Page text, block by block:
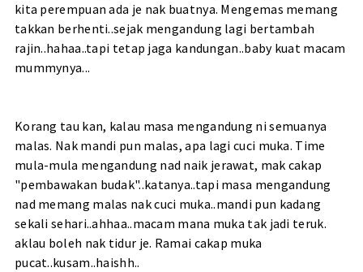
kita perempuan ada je nak buatnya. Mengemas memang
takkan berhenti..sejak mengandung lagi bertambah
rajin..hahaa..tapi tetap jaga kandungan..baby kuat macam
mummynya...
Korang tau kan, kalau masa mengandung ni semuanya
malas. Nak mandi pun malas, apa lagi cuci muka. Time
mula-mula mengandung nad naik jerawat, mak cakap
"pembawakan budak"..katanya..tapi masa mengandung
nad memang malas nak cuci muka..mandi pun kadang
sekali sehari..ahhaa..macam mana muka tak jadi teruk.
aklau boleh nak tidur je. Ramai cakap muka
pucat..kusam..haishh..